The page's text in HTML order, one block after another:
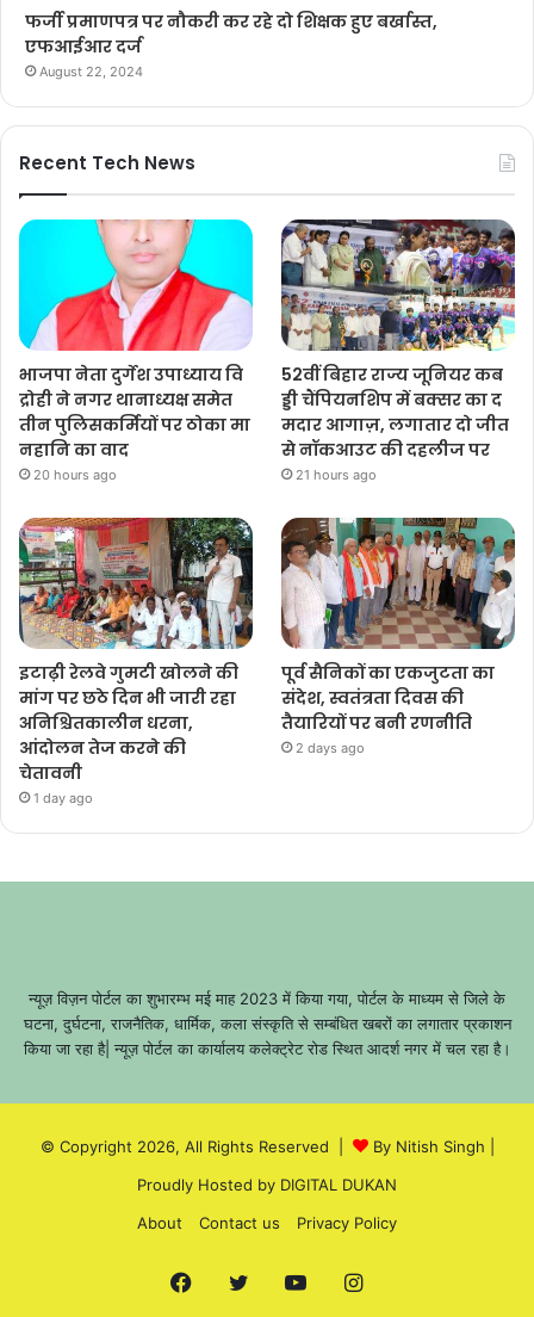
फर्जी प्रमाणपत्र पर नौकरी कर रहे दो शिक्षक हुए बर्खास्त,
एफआईआर दर्ज
August 22, 2024
Recent Tech News
भाजपा नेता दुर्गेश उपाध्याय वि
द्रोही ने नगर थानाध्यक्ष समेत
तीन पुलिसकर्मियों पर ठोका मा
नहानि का वाद
20 hours ago
52वीं बिहार राज्य जूनियर कब
ड्डी चैंपियनशिप में बक्सर का द
मदार आगाज़, लगातार दो जीत
से नॉकआउट की दहलीज पर
21 hours ago
इटाढ़ी रेलवे गुमटी खोलने की
मांग पर छठे दिन भी जारी रहा
अनिश्चितकालीन धरना,
आंदोलन तेज करने की
चेतावनी
1 day ago
पूर्व सैनिकों का एकजुटता का
संदेश, स्वतंत्रता दिवस की
तैयारियों पर बनी रणनीति
2 days ago
न्यूज़ विज़न पोर्टल का शुभारम्भ मई माह 2023 में किया गया, पोर्टल के माध्यम से जिले के
घटना, दुर्घटना, राजनैतिक, धार्मिक, कला संस्कृति से सम्बंधित खबरों का लगातार प्रकाशन
किया जा रहा है| न्यूज़ पोर्टल का कार्यालय कलेक्ट्रेट रोड स्थित आदर्श नगर में चल रहा है।
© Copyright 2026, All Rights Reserved | By Nitish Singh
Proudly Hosted by DIGITAL DUKAN
About
Contact us Privacy Policy
Facebook
Twitter YouTubeInstagram